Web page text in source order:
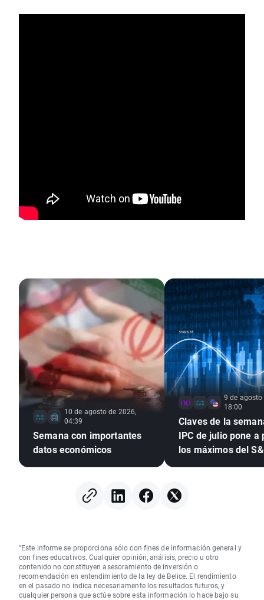
10 de agosto de 2026,
04:39
Semana con importantes
datos económicos
9 de agosto
18:00
Claves de la
IPC de julio pone a
los máximos del
"Este informe se proporciona sólo con fines de información general y
con fines educativos. Cualquier opinión, análisis, precio u otro
contenido no constituyen asesoramiento de inversión o
recomendación en entendimiento de la ley de Belice. El rendimiento
en el pasado no indica necesariamente los resultados futuros, y
cualquier persona que actúe sobre esta información lo hace bajo su